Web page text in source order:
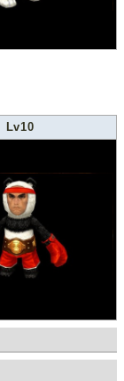
Lv10